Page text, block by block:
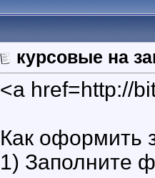
курсовые на
<a href=http://
Как оформить
1) Заполните